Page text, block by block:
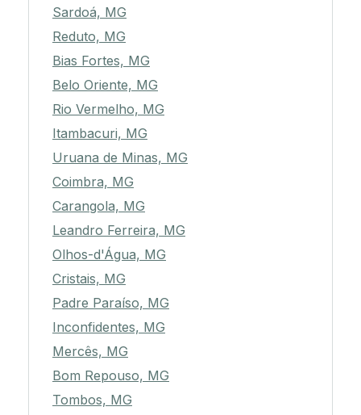
Sardoá, MG
Reduto, MG
Bias Fortes, MG
Belo Oriente, MG
Rio Vermelho, MG
Itambacuri, MG
Uruana de Minas, MG
Coimbra, MG
Carangola, MG
Leandro Ferreira, MG
Olhos-d'Água, MG
Cristais, MG
Padre Paraíso, MG
Inconfidentes, MG
Mercês, MG
Bom Repouso, MG
Tombos, MG